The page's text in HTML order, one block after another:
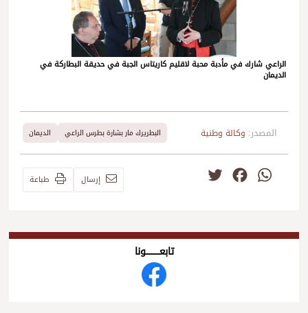
الراعي شارك في مأدبة محبة لاقليم كاريتاس الجبة في حديقة البطاركة في
الديمان
المصدر: وكالة وطنية البطريرك مار بشارة بطرس الراعي الديمان
WhatsApp
Facebook إرسال طباعة
تابعــــــــــونا